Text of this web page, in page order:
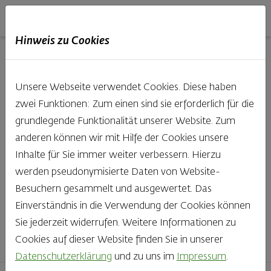
Backstube entdecken
Was gibt es Schöneres, als bei Brot & Gebäck die Qual
der Wahl zu haben? Noch dazu, wenn so großer Wert
auf den kleinen, feinen Unterschied gelegt wird, wie bei
Haubis. Beste Zutaten und Handwerk, das seinen
Namen auch verdient – das schmeckt man einfach!
Finden Sie Ihr Lieblingsprodukt
Hinweis zu Cookies
Unsere Webseite verwendet Cookies. Diese haben
zwei Funktionen: Zum einen sind sie erforderlich für die
grundlegende Funktionalität unserer Website. Zum
anderen können wir mit Hilfe der Cookies unsere
Inhalte für Sie immer weiter verbessern. Hierzu
werden pseudonymisierte Daten von Website-
Besuchern gesammelt und ausgewertet. Das
Einverständnis in die Verwendung der Cookies können
Sie jederzeit widerrufen. Weitere Informationen zu
Cookies auf dieser Website finden Sie in unserer
Datenschutzerklärung und zu uns im Impressum.